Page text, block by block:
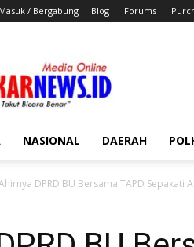
Masuk / Bergabung Blog Forums
NASIONAL DAERAH
DPRD BU Bersama TAPD Sepakati